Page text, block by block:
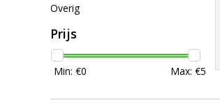
Overig
Prijs
Min: €0 Max: €5